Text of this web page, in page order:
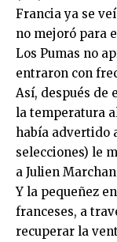
Francia ya se
no mejoró para
Los Pumas no
entraron con
Así, después de
la temperatura
había advertido
selecciones) le
a Julien
Y la pequeñez
franceses, a
recuperar la